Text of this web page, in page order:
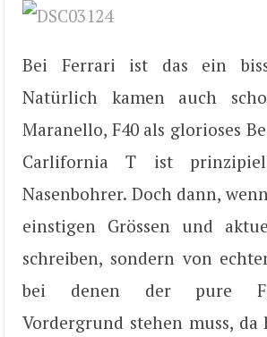
Bei Ferrari ist das ein
Natürlich kamen auch
Maranello, F40 als glorioses
Carlifornia T ist
Nasenbohrer. Doch dann,
einstigen Grössen und
schreiben, sondern von
bei denen der pure
Vordergrund stehen muss,